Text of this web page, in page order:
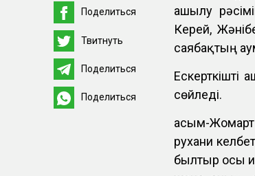
Поделиться
Твитнуть
Поделиться
Поделиться
ашылу
Керей,
саябақтың
сөйледі.
Қасым-
рухани
былтыр осы